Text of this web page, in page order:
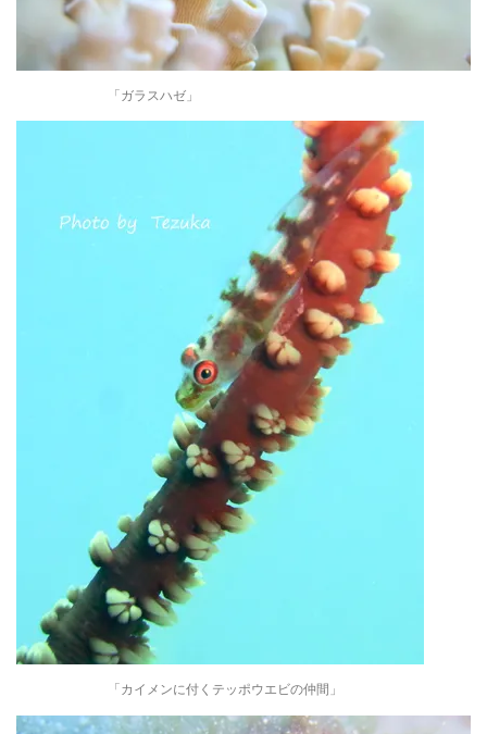
「ガラスハゼ」
「カイメンに付くテッポウエビの仲間」